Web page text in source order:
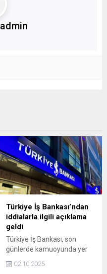
admin
Türkiye İş Bankası’ndan
iddialarla ilgili açıklama
geldi
Türkiye İş Bankası, son
günlerde kamuoyunda yer
bir açıklama yaptı.
02.10.2025